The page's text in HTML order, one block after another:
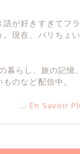
が好きすぎてフラ
。現在、パリちょい
らし、旅の記憶、
のなど配信中。
... En Savoir